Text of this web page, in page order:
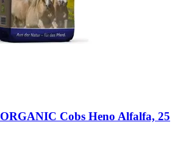
ORGANIC Cobs Heno Alfalfa, 25